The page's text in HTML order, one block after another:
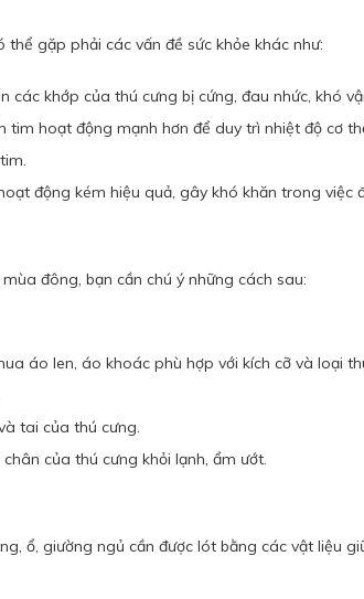
gặp phải các vấn đề sức khỏe khác như:
các khớp của thú cưng bị cứng, đau nhức, khó
tim hoạt động mạnh hơn để duy trì nhiệt độ cơ
động kém hiệu quả, gây khó khăn trong việc
đông, bạn cần chú ý những cách sau:
áo len, áo khoác phù hợp với kích cỡ và loại
tai của thú cưng.
của thú cưng khỏi lạnh, ẩm ướt.
ổ, giường ngủ cần được lót bằng các vật liệu